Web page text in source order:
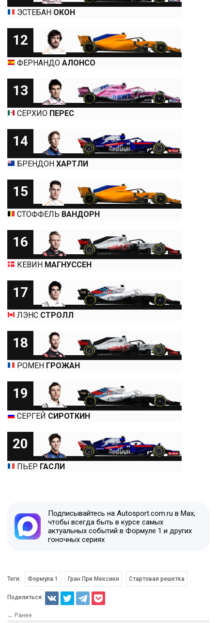
ЭСТЕБАН ОКОН
12
ФЕРНАНДО АЛОНСО
13
СЕРХИО ПЕРЕС
14
БРЕНДОН ХАРТЛИ
15
СТОФФЕЛЬ ВАНДОРН
16
КЕВИН МАГНУССЕН
17
ЛЭНС СТРОЛЛ
18
РОМЕН ГРОЖАН
19
СЕРГЕЙ СИРОТКИН
20
ПЬЕР ГАСЛИ
Подписывайтесь на Autosport.com.ru в Max,
чтобы всегда быть в курсе самых
актуальных событий в Формуле 1 и других
гоночных сериях
Теги: Формула 1 Гран При Мексики Стартовая решетка
Поделиться:
← Ранее